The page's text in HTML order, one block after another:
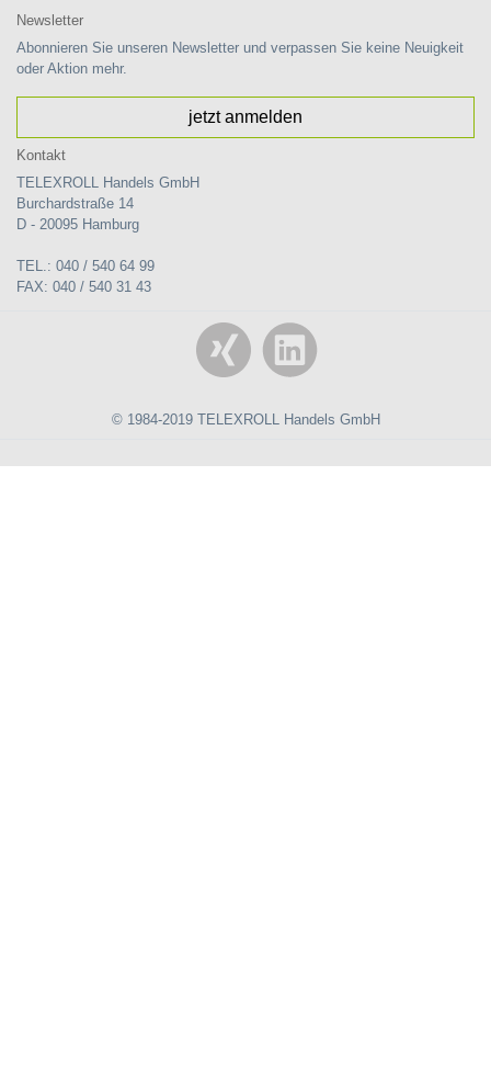
Newsletter
Abonnieren Sie unseren Newsletter und verpassen Sie keine Neuigkeit
oder Aktion mehr.
jetzt anmelden
Kontakt
TELEXROLL Handels GmbH
Burchardstraße 14
D - 20095 Hamburg
TEL.: 040 / 540 64 99
FAX: 040 / 540 31 43
© 1984-2019 TELEXROLL Handels GmbH